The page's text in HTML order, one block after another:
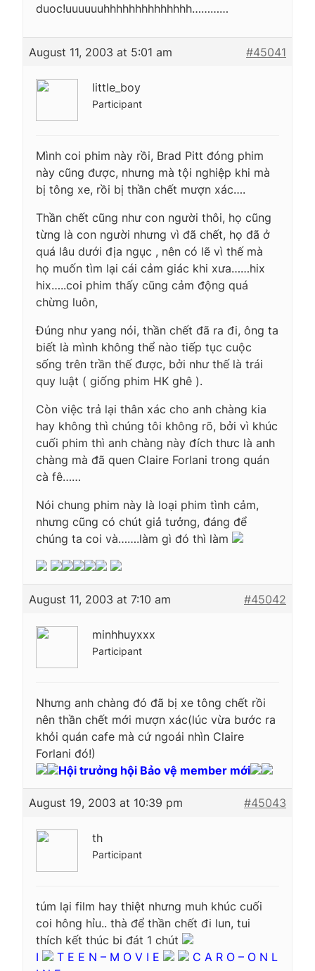
duoc!uuuuuuhhhhhhhhhhhhhh…………
August 11, 2003 at 5:01 am #45041
little_boy
Participant
Mình coi phim này rồi, Brad Pitt đóng phim
này cũng được, nhưng mà tội nghiệp khi mà
bị tông xe, rồi bị thần chết mượn xác….
Thần chết cũng như con người thôi, họ cũng
từng là con người nhưng vì đã chết, họ đã ở
quá lâu dưới địa ngục , nên có lẽ vì thế mà
họ muốn tìm lại cái cảm giác khi xưa……hix
hix…..coi phim thấy cũng cảm động quá
chừng luôn,
Đúng như yang nói, thần chết đã ra đi, ông ta
biết là mình không thể nào tiếp tục cuộc
sống trên trần thế được, bởi như thế là trái
quy luật ( giống phim HK ghê ).
Còn việc trả lại thân xác cho anh chàng kia
hay không thì chúng tôi không rõ, bởi vì khúc
cuối phim thì anh chàng này đích thưc là anh
chàng mà đã quen Claire Forlani trong quán
cà fê……
Nói chung phim này là loại phim tình cảm,
nhưng cũng có chút giả tưởng, đáng để
chúng ta coi và…….làm gì đó thì làm
August 11, 2003 at 7:10 am #45042
minhhuyxxx
Participant
Nhưng anh chàng đó đã bị xe tông chết rồi
nên thần chết mới mượn xác(lúc vừa bước ra
khỏi quán cafe mà cứ ngoái nhìn Claire
Forlani đó!)
Hội trưởng hội Bảo vệ member mới
August 19, 2003 at 10:39 pm #45043
th
Participant
túm lại film hay thiệt nhưng muh khúc cuối
coi hông hỉu.. thà để thần chết đi lun, tui
thích kết thúc bi đát 1 chút
I
T E E N – M O V I E
C A R O – O N L